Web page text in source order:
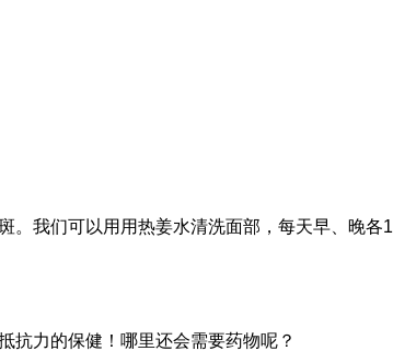
。我们可以用用热姜水清洗面部，每天早、晚各1
抗力的保健！哪里还会需要药物呢？